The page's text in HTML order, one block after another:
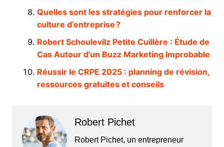
Quelles sont les stratégies pour renforcer la
culture d’entreprise ?
Robert Schoulevilz Petite Cuillère : Étude de
Cas Autour d’un Buzz Marketing Improbable
Réussir le CRPE 2025 : planning de révision,
ressources gratuites et conseils
Robert Pichet
Robert Pichet, un entrepreneur